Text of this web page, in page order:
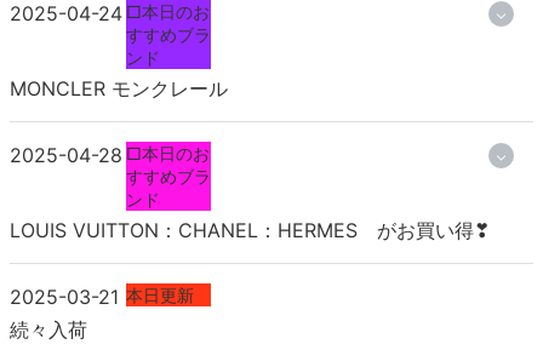
2025-04-24 □本日のお
すすめブラ
ンド
MONCLER モンクレール
2025-04-28 □本日のお
すすめブラ
ンド
LOUIS VUITTON：CHANEL：HERMES がお買い得❣
2025-03-21 本日更新
続々入荷